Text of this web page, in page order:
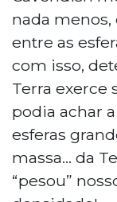
nada menos,
entre as
com isso,
Terra exerce
podia achar
esferas
massa... da
“pesou”